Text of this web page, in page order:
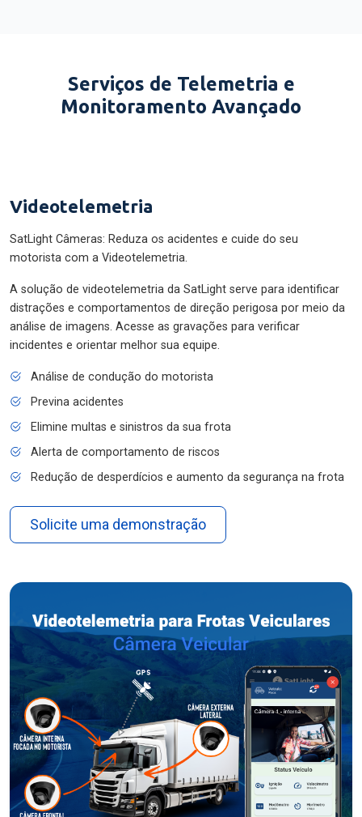
Serviços de Telemetria e
Monitoramento Avançado
Videotelemetria
SatLight Câmeras: Reduza os acidentes e cuide do seu
motorista com a Videotelemetria.
A solução de videotelemetria da SatLight serve para identificar
distrações e comportamentos de direção perigosa por meio da
análise de imagens. Acesse as gravações para verificar
incidentes e orientar melhor sua equipe.
Análise de condução do motorista
Previna acidentes
Elimine multas e sinistros da sua frota
Alerta de comportamento de riscos
Redução de desperdícios e aumento da segurança na frota
Solicite uma demonstração